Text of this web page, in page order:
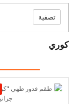
كوري
تصفية